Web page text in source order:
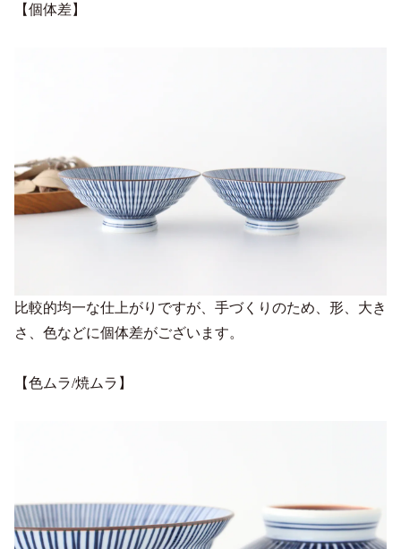
【個体差】
比較的均一な仕上がりですが、手づくりのため、形、大き
さ、色などに個体差がございます。
【色ムラ/焼ムラ】